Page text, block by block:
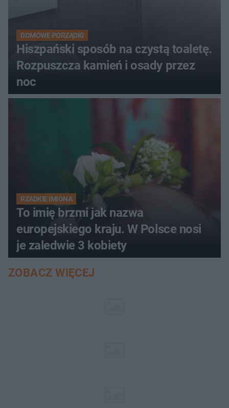
DOMOWE PORZĄDKI
Hiszpański sposób na czystą toaletę.
Rozpuszcza kamień i osady przez
noc
RZADKIE IMIONA
To imię brzmi jak nazwa
europejskiego kraju. W Polsce nosi
je zaledwie 3 kobiety
ZOBACZ WIĘCEJ